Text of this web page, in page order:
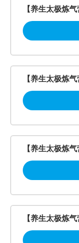
【养生太极炼
【养生太极炼
【养生太极炼
【养生太极炼